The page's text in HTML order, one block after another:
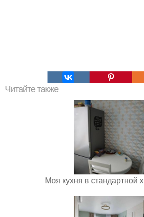
Читайте также
Моя кухня в стандартной